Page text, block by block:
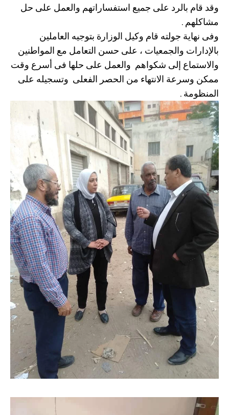
وقد قام بالرد على جميع استفساراتهم والعمل على حل
مشاكلهم .
وفى نهاية جولته قام وكيل الوزارة بتوجيه العاملين
بالإدارات والجمعيات ، على حسن التعامل مع المواطنين
والاستماع إلى شكواهم والعمل على حلها فى أسرع وقت
ممكن وسرعة الانتهاء من الحصر الفعلى وتسجيله على
المنظومة .